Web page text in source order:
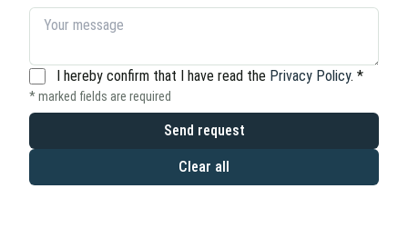
I hereby confirm that I have read the Privacy Policy. *
* marked fields are required
Clear all
Send request